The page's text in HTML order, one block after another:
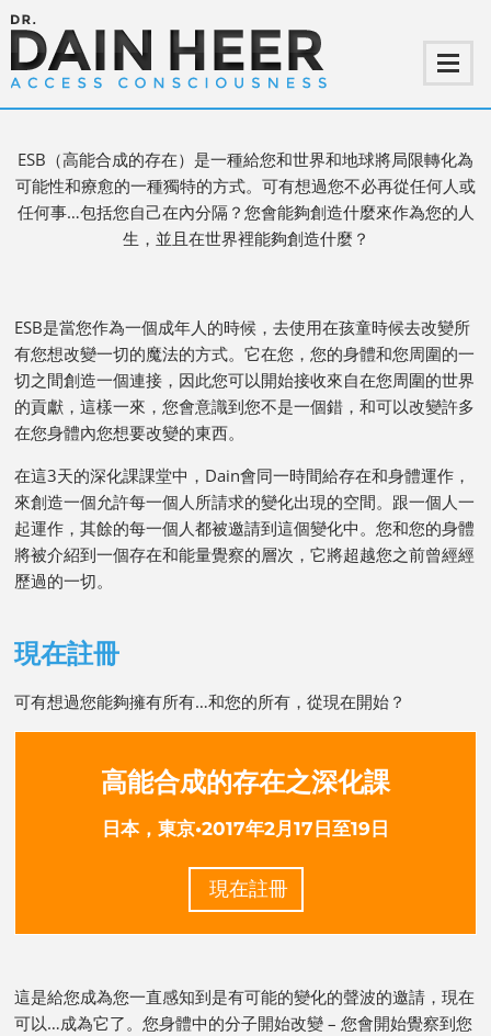
的
存在
ESB（高能合成的存在）是一種給您和世界和地球將局限轉化為
可能性和療愈的一種獨特的方式。可有想過您不必再從任何人或
任何事…包括您自己在內分隔？您會能夠創造什麼來作為您的人
生，並且在世界裡能夠創造什麼？
ESB是當您作為一個成年人的時候，去使用在孩童時候去改變所
有您想改變一切的魔法的方式。它在您，您的身體和您周圍的一
切之間創造一個連接，因此您可以開始接收來自在您周圍的世界
的貢獻，這樣一來，您會意識到您不是一個錯，和可以改變許多
在您身體內您想要改變的東西。
在這3天的深化課課堂中，Dain會同一時間給存在和身體運作，
來創造一個允許每一個人所請求的變化出現的空間。跟一個人一
起運作，其餘的每一個人都被邀請到這個變化中。您和您的身體
將被介紹到一個存在和能量覺察的層次，它將超越您之前曾經經
歷過的一切。
現在註冊
可有想過您能夠擁有所有…和您的所有，從現在開始？
高能合成的存在之深化課
日本，東京•2017年2月17日至19日
現在註冊
這是給您成為您一直感知到是有可能的變化的聲波的邀請，現在
可以…成為它了。您身體中的分子開始改變 – 您會開始覺察到您